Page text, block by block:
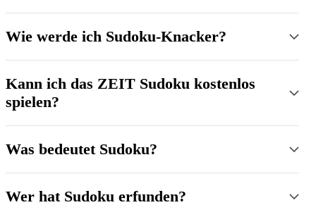
Wie werde ich Sudoku-Knacker?
Kann ich das ZEIT Sudoku kostenlos
spielen?
Was bedeutet Sudoku?
Wer hat Sudoku erfunden?